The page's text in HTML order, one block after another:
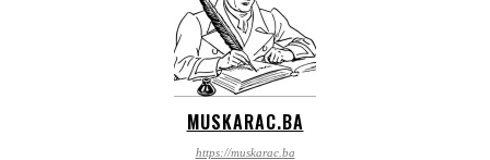
MUSKARAC.BA
https://muskarac.ba